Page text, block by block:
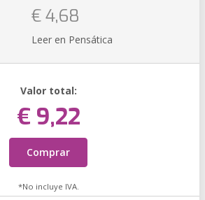
€ 4,68
Leer en Pensática
Valor total:
€ 9,22
Comprar
*No incluye IVA.